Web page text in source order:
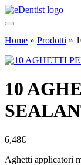
Home » Prodotti »
10
6,48€
Aghetti applicatori